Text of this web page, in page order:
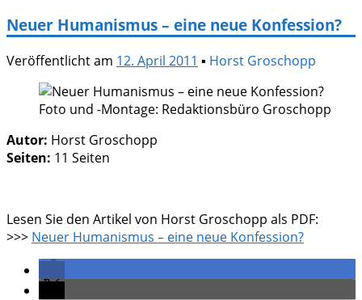
Neuer Humanismus – eine neue Konfession?
Veröffentlicht am 12. April 2011 ▪ Horst Groschopp
Foto und -Montage: Redaktionsbüro Groschopp
Autor: Horst Groschopp
Seiten: 11 Seiten
Lesen Sie den Artikel von Horst Groschopp als PDF:
>>> Neuer Humanismus – eine neue Konfession?